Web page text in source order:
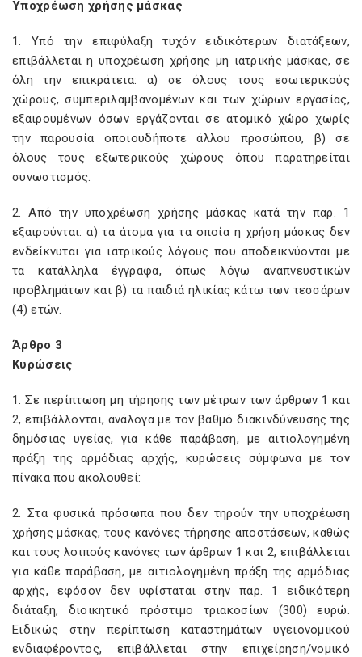
Υποχρέωση χρήσης μάσκας
1. Υπό την επιφύλαξη τυχόν ειδικότερων διατάξεων,
επιβάλλεται η υποχρέωση χρήσης μη ιατρικής μάσκας, σε
όλη την επικράτεια: α) σε όλους τους εσωτερικούς
χώρους, συμπεριλαμβανομένων και των χώρων εργασίας,
εξαιρουμένων όσων εργάζονται σε ατομικό χώρο χωρίς
την παρουσία οποιουδήποτε άλλου προσώπου, β) σε
όλους τους εξωτερικούς χώρους όπου παρατηρείται
συνωστισμός.
2. Από την υποχρέωση χρήσης μάσκας κατά την παρ. 1
εξαιρούνται: α) τα άτομα για τα οποία η χρήση μάσκας δεν
ενδείκνυται για ιατρικούς λόγους που αποδεικνύονται με
τα κατάλληλα έγγραφα, όπως λόγω αναπνευστικών
προβλημάτων και β) τα παιδιά ηλικίας κάτω των τεσσάρων
(4) ετών.
Άρθρο 3
Κυρώσεις
1. Σε περίπτωση μη τήρησης των μέτρων των άρθρων 1 και
2, επιβάλλονται, ανάλογα με τον βαθμό διακινδύνευσης της
δημόσιας υγείας, για κάθε παράβαση, με αιτιολογημένη
πράξη της αρμόδιας αρχής, κυρώσεις σύμφωνα με τον
πίνακα που ακολουθεί:
2. Στα φυσικά πρόσωπα που δεν τηρούν την υποχρέωση
χρήσης μάσκας, τους κανόνες τήρησης αποστάσεων, καθώς
και τους λοιπούς κανόνες των άρθρων 1 και 2, επιβάλλεται
για κάθε παράβαση, με αιτιολογημένη πράξη της αρμόδιας
αρχής, εφόσον δεν υφίσταται στην παρ. 1 ειδικότερη
διάταξη, διοικητικό πρόστιμο τριακοσίων (300) ευρώ.
Ειδικώς στην περίπτωση καταστημάτων υγειονομικού
ενδιαφέροντος, επιβάλλεται στην επιχείρηση/νομικό